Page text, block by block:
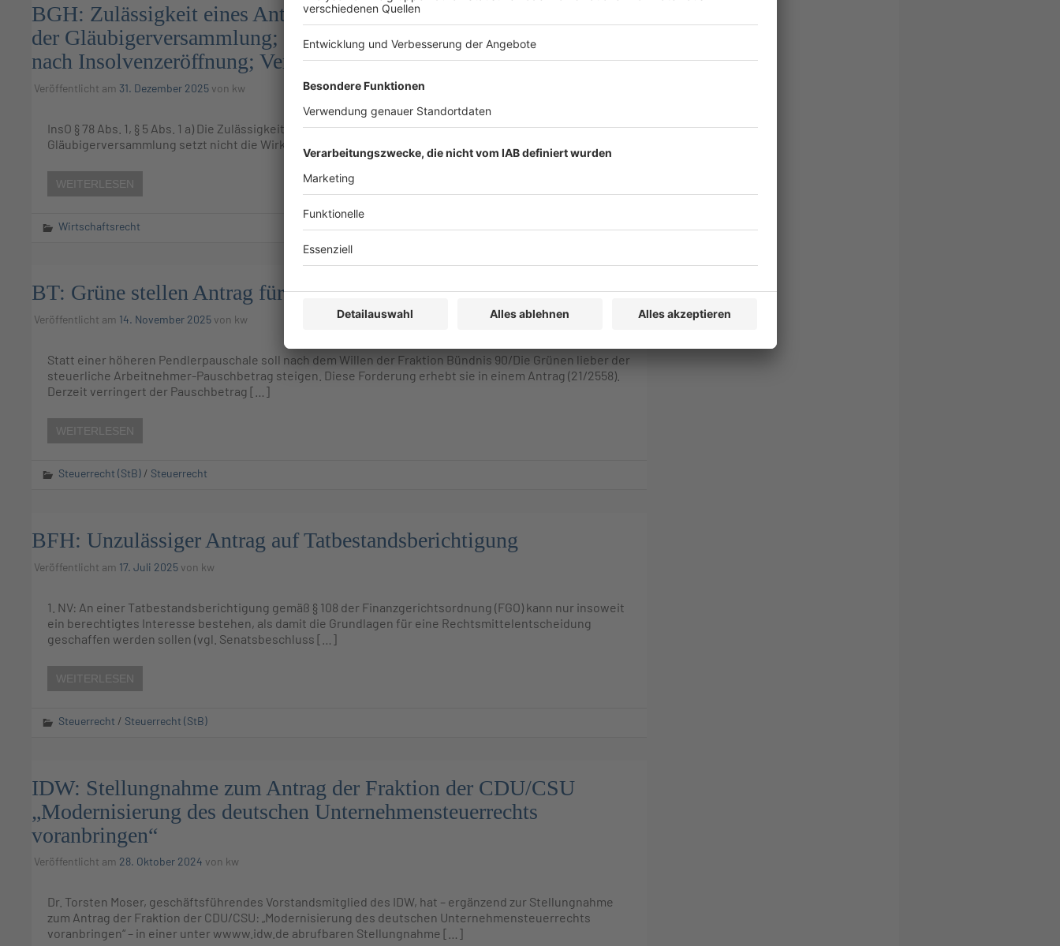
BGH: Zulässigkeit eines Antrags auf Aufhebung eines Beschlusses
der Gläubigerversammlung; Bestellung eines gemeinsamen Vertreters
nach Insolvenzeröffnung; Vergütung des gemeinsamen Vertreters
Veröffentlicht am 31. Dezember 2025von kw
InsO § 78 Abs. 1, § 5 Abs. 1 a) Die Zulässigkeit eines Antrags auf Aufhebung eines Beschlusses der
Gläubigerversammlung setzt nicht die Wirksamkeit des Beschlusses voraus (Klarstellung von BGH, […]
WEITERLESEN
Wirtschaftsrecht
BT: Grüne stellen Antrag für höheren Pauschbetrag
Veröffentlicht am 14. November 2025von kw
Statt einer höheren Pendlerpauschale soll nach dem Willen der Fraktion Bündnis 90/Die Grünen lieber der
steuerliche Arbeitnehmer-Pauschbetrag steigen. Diese Forderung erhebt sie in einem Antrag (21/2558).
Derzeit verringert der Pauschbetrag […]
WEITERLESEN
Steuerrecht (StB) / Steuerrecht
BFH: Unzulässiger Antrag auf Tatbestandsberichtigung
Veröffentlicht am 17. Juli 2025von kw
1. NV: An einer Tatbestandsberichtigung gemäß § 108 der Finanzgerichtsordnung (FGO) kann nur insoweit
ein berechtigtes Interesse bestehen, als damit die Grundlagen für eine Rechtsmittelentscheidung
geschaffen werden sollen (vgl. Senatsbeschluss […]
WEITERLESEN
Steuerrecht / Steuerrecht (StB)
IDW: Stellungnahme zum Antrag der Fraktion der CDU/CSU
„Modernisierung des deutschen Unternehmensteuerrechts
voranbringen“
Veröffentlicht am 28. Oktober 2024 von kw
Dr. Torsten Moser, geschäftsführendes Vorstandsmitglied des IDW, hat – ergänzend zur Stellungnahme
zum Antrag der Fraktion der CDU/CSU: „Modernisierung des deutschen Unternehmensteuerrechts
voranbringen“ – in einer unter wwww.idw.de abrufbaren Stellungnahme […]